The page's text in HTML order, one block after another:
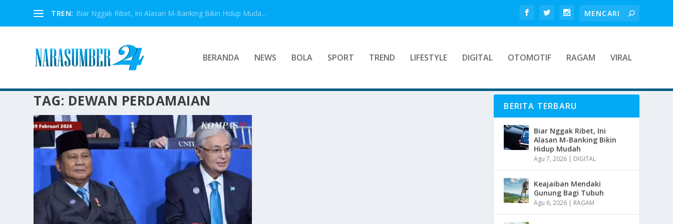
TREN: Biar Nggak Ribet, Ini Alasan M-Banking Bikin Hidup Muda...
BERANDA NEWS BOLA SPORT TREND LIFESTYLE DIGITAL OTOMOTIF RAGAM VIRAL
TAG: DEWAN PERDAMAIAN BERITA TERBARU
Biar Nggak Ribet, Ini
Alasan M-Banking Bikin
Hidup Mudah
Agu 7, 2026 | DIGITAL
Keajaiban Mendaki
Gunung Bagi Tubuh
Agu 6, 2026 | RAGAM